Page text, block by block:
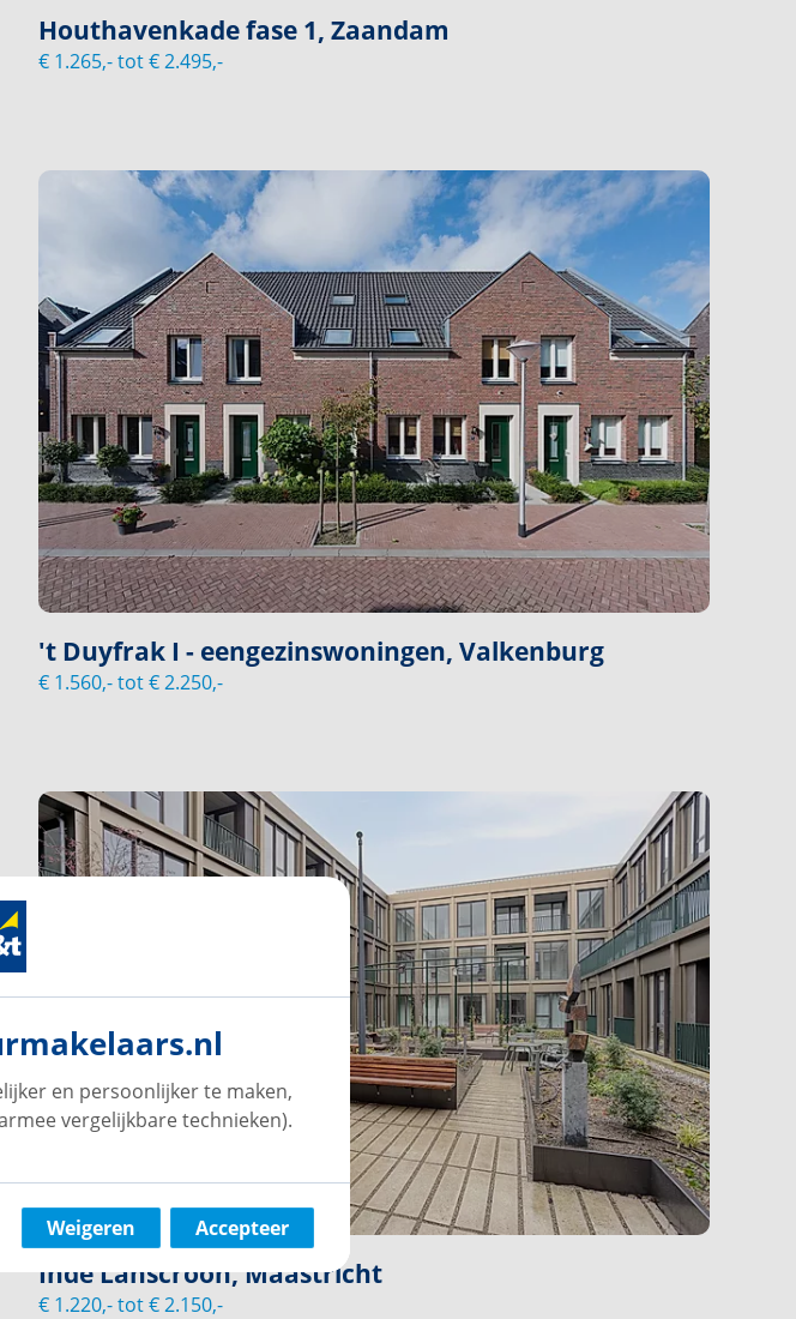
Houthavenkade fase 1, Zaandam
€ 1.265,- tot € 2.495,-
't Duyfrak I - eengezinswoningen, Valkenburg
€ 1.560,- tot € 2.250,-
Inde Lanscroon, Maastricht
€ 1.220,- tot € 2.150,-
en persoonlijker te maken,
vergelijkbare technieken).
Accepteer
Weigeren